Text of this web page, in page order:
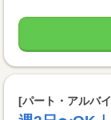
[パート・アルバ